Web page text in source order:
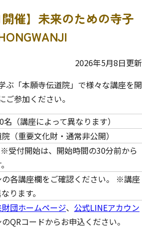
開催】未来のための寺子
2026年5月8日更新
ぶ「本願寺伝道院」で様々な講座を開
参加ください。
（講座によって異なります）
（重要文化財・通常非公開）
受付開始は、開始時間の30分前から
各講座欄をご確認ください。 ※講座
ります。
団ホームページ、 公式LINEアカウン
QRコードからお申込ください。